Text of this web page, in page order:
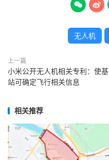
 
无人机
上一篇
小米公开无人机相关专利：使基
站可确定飞行相关信息
相关推荐